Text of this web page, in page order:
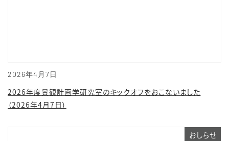
2026年4月7日
2026年度景観計画学研究室のキックオフをおこないました
（2026年4月7日）
おしらせ